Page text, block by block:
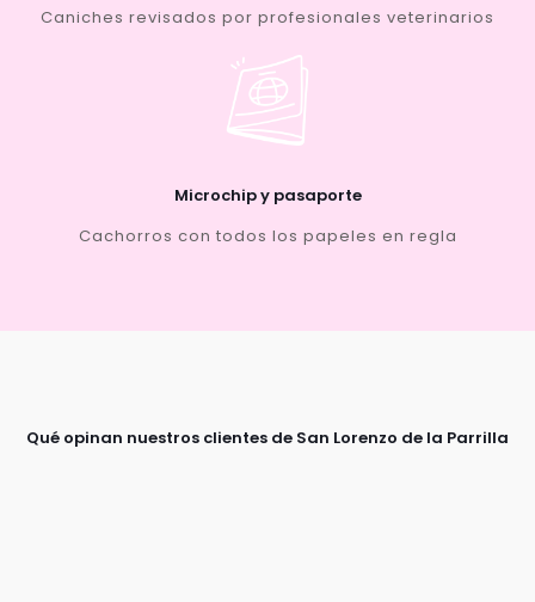
Caniches revisados por profesionales veterinarios
Microchip y pasaporte
Cachorros con todos los papeles en regla
Qué opinan nuestros clientes de San Lorenzo de la Parrilla